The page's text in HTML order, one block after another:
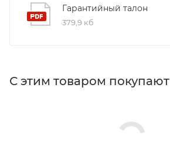
Гарантийный талон
379,9 кб
С этим товаром покупают